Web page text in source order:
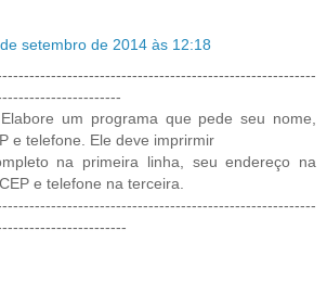
setembro de 2014 às 12:18
um programa que pede seu nome,
e telefone. Ele deve imprirmir
na primeira linha, seu endereço na
e telefone na terceira.